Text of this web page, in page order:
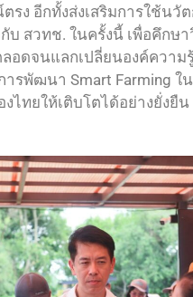
รง อีกทั้งส่งเสริมการใช้น
บ สวทช. ในครั้งนี้ เพื่อคึกษ
ดจนแลกเปลี่ยนองค์ความ
รพัฒนา Smart Farming
ไทยให้เติบโตได้อย่างยั่งยืน